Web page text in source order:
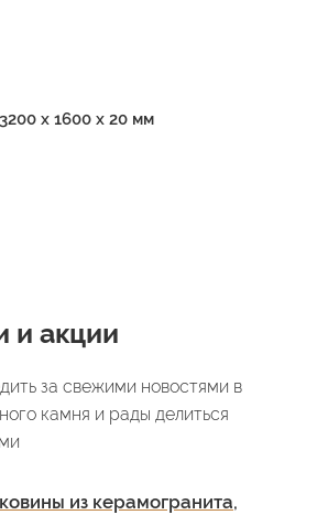
3200 x 1600 x 20 мм
и акции
за свежими новостями в
камня и рады делиться
из керамогранита,